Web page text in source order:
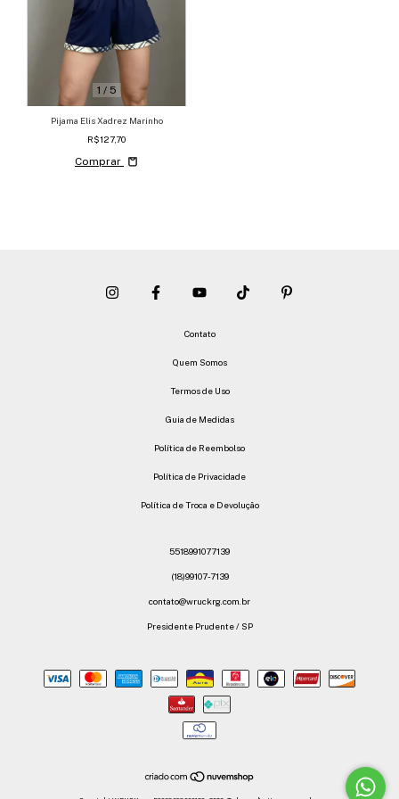
1 / 5
Pijama Elis Xadrez Marinho
R$127,70
Comprar
Contato
Quem Somos
Termos de Uso
Guia de Medidas
Política de Reembolso
Política de Privacidade
Política de Troca e Devolução
5518991077139
(18)99107-7139
contato@wruckrg.com.br
Presidente Prudente / SP